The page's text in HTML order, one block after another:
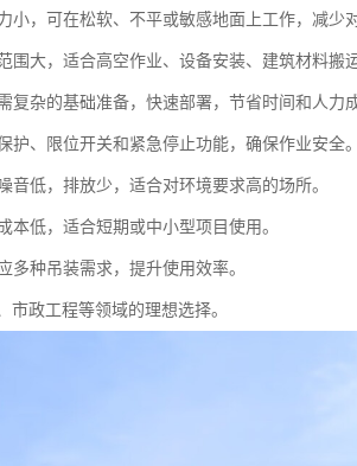
，可在松软、不平或敏感地面上工作，减少
大，适合高空作业、设备安装、建筑材料搬
杂的基础准备，快速部署，节省时间和人力成
、限位开关和紧急停止功能，确保作业安全。
低，排放少，适合对环境要求高的场所。
本低，适合短期或中小型项目使用。
多种吊装需求，提升使用效率。
政工程等领域的理想选择。